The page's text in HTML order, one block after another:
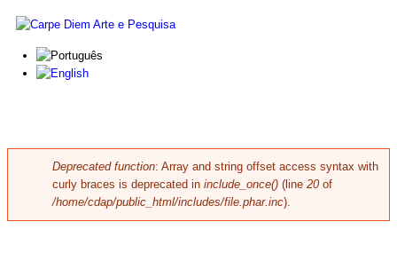
Skip to main content
Carpe
Diem
Arte e
Pesquisa
Error message
Deprecated function: Array and string offset access syntax with
curly braces is deprecated in include_once() (line 20 of
/home/cdap/public_html/includes/file.phar.inc).